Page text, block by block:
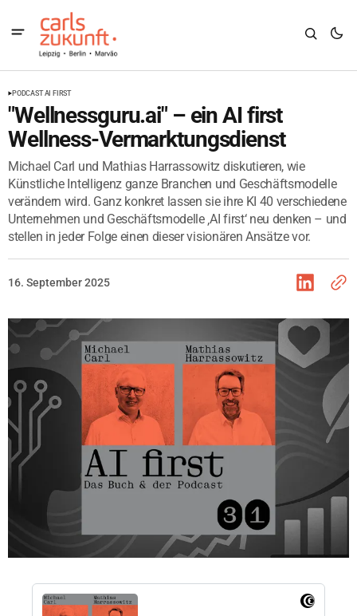
PODCAST AI FIRST
"Wellnessguru.ai" – ein AI first
Wellness-Vermarktungsdienst
Michael Carl und Mathias Harrassowitz diskutieren, wie
Künstliche Intelligenz ganze Branchen und Geschäftsmodelle
verändern wird. Ganz konkret lassen sie ihre KI 40 verschiedene
Unternehmen und Geschäftsmodelle ‚AI first‘ neu denken – und
stellen in jeder Folge einen dieser visionären Ansätze vor.
16. September 2025